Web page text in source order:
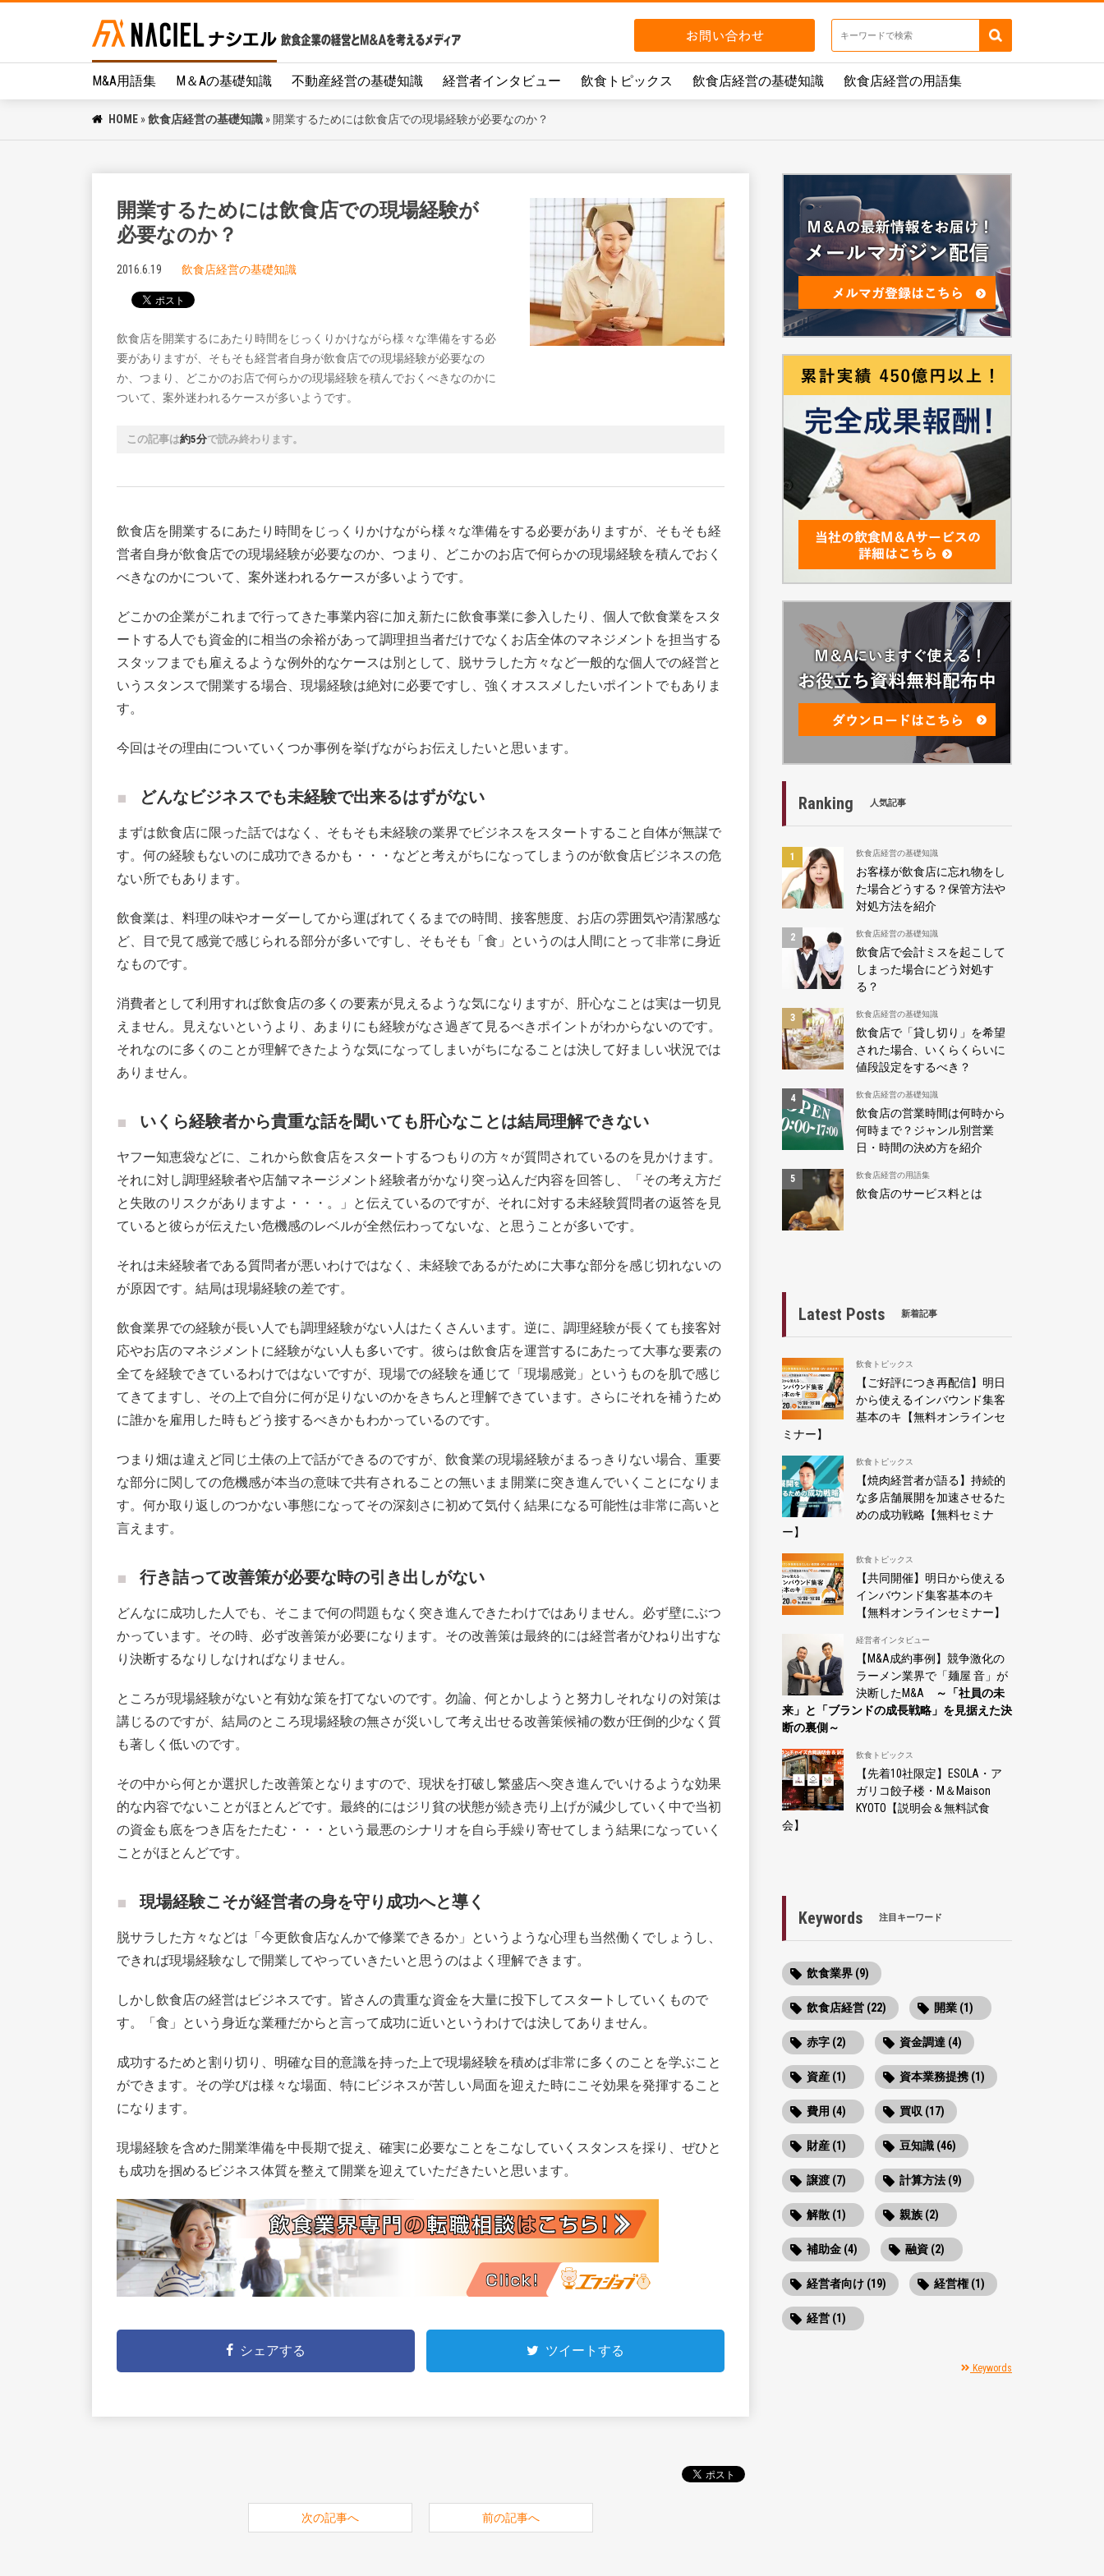
M&A用語集 M＆Aの基礎知識 不動産経営の基礎知識 経営者インタビュー 飲食トピックス 飲食店経営の基礎知識 飲食店経営の用語集
HOME »飲食店経営の基礎知識 » 開業するためには飲食店での現場経験が必要なのか？
開業するためには飲食店での現場経験が
必要なのか？
2016.6.19 飲食店経営の基礎知識
飲食店を開業するにあたり時間をじっくりかけながら様々な準備をする必
要がありますが、そもそも経営者自身が飲食店での現場経験が必要なの
か、つまり、どこかのお店で何らかの現場経験を積んでおくべきなのかに
ついて、案外迷われるケースが多いようです。
この記事は約5分で読み終わります。
飲食店を開業するにあたり時間をじっくりかけながら様々な準備をする必要がありますが、そもそも経
営者自身が飲食店での現場経験が必要なのか、つまり、どこかのお店で何らかの現場経験を積んでおく
べきなのかについて、案外迷われるケースが多いようです。
どこかの企業がこれまで行ってきた事業内容に加え新たに飲食事業に参入したり、個人で飲食業をスタ
ートする人でも資金的に相当の余裕があって調理担当者だけでなくお店全体のマネジメントを担当する
スタッフまでも雇えるような例外的なケースは別として、脱サラした方々など一般的な個人での経営と
いうスタンスで開業する場合、現場経験は絶対に必要ですし、強くオススメしたいポイントでもありま
す。
今回はその理由についていくつか事例を挙げながらお伝えしたいと思います。
どんなビジネスでも未経験で出来るはずがない
まずは飲食店に限った話ではなく、そもそも未経験の業界でビジネスをスタートすること自体が無謀で
す。何の経験もないのに成功できるかも・・・などと考えがちになってしまうのが飲食店ビジネスの危
ない所でもあります。
飲食業は、料理の味やオーダーしてから運ばれてくるまでの時間、接客態度、お店の雰囲気や清潔感な
ど、目で見て感覚で感じられる部分が多いですし、そもそも「食」というのは人間にとって非常に身近
なものです。
消費者として利用すれば飲食店の多くの要素が見えるような気になりますが、肝心なことは実は一切見
えません。見えないというより、あまりにも経験がなさ過ぎて見るべきポイントがわからないのです。
それなのに多くのことが理解できたような気になってしまいがちになることは決して好ましい状況では
ありません。
いくら経験者から貴重な話を聞いても肝心なことは結局理解できない
ヤフー知恵袋などに、これから飲食店をスタートするつもりの方々が質問されているのを見かけます。
それに対し調理経験者や店舗マネージメント経験者がかなり突っ込んだ内容を回答し、「その考え方だ
と失敗のリスクがありますよ・・・。」と伝えているのですが、それに対する未経験質問者の返答を見
ていると彼らが伝えたい危機感のレベルが全然伝わってないな、と思うことが多いです。
それは未経験者である質問者が悪いわけではなく、未経験であるがために大事な部分を感じ切れないの
が原因です。結局は現場経験の差です。
飲食業界での経験が長い人でも調理経験がない人はたくさんいます。逆に、調理経験が長くても接客対
応やお店のマネジメントに経験がない人も多いです。彼らは飲食店を運営するにあたって大事な要素の
全てを経験できているわけではないですが、現場での経験を通じて「現場感覚」というものを肌で感じ
てきてますし、その上で自分に何が足りないのかをきちんと理解できています。さらにそれを補うため
に誰かを雇用した時もどう接するべきかもわかっているのです。
つまり畑は違えど同じ土俵の上で話ができるのですが、飲食業の現場経験がまるっきりない場合、重要
な部分に関しての危機感が本当の意味で共有されることの無いまま開業に突き進んでいくことになりま
す。何か取り返しのつかない事態になってその深刻さに初めて気付く結果になる可能性は非常に高いと
言えます。
行き詰って改善策が必要な時の引き出しがない
どんなに成功した人でも、そこまで何の問題もなく突き進んできたわけではありません。必ず壁にぶつ
かっています。その時、必ず改善策が必要になります。その改善策は最終的には経営者がひねり出すな
り決断するなりしなければなりません。
ところが現場経験がないと有効な策を打てないのです。勿論、何とかしようと努力しそれなりの対策は
講じるのですが、結局のところ現場経験の無さが災いして考え出せる改善策候補の数が圧倒的少なく質
も著しく低いのです。
その中から何とか選択した改善策となりますので、現状を打破し繁盛店へ突き進んでいけるような効果
的な内容でないことがほとんどです。最終的にはジリ貧の状態が続き売り上げが減少していく中で当初
の資金も底をつき店をたたむ・・・という最悪のシナリオを自ら手繰り寄せてしまう結果になっていく
ことがほとんどです。
現場経験こそが経営者の身を守り成功へと導く
脱サラした方々などは「今更飲食店なんかで修業できるか」というような心理も当然働くでしょうし、
できれば現場経験なしで開業してやっていきたいと思うのはよく理解できます。
しかし飲食店の経営はビジネスです。皆さんの貴重な資金を大量に投下してスタートしていくもので
す。「食」という身近な業種だからと言って成功に近いというわけでは決してありません。
成功するためと割り切り、明確な目的意識を持った上で現場経験を積めば非常に多くのことを学ぶこと
ができます。その学びは様々な場面、特にビジネスが苦しい局面を迎えた時にこそ効果を発揮すること
になります。
現場経験を含めた開業準備を中長期で捉え、確実に必要なことをこなしていくスタンスを採り、ぜひと
も成功を掴めるビジネス体質を整えて開業を迎えていただきたいと思います。
シェアする ツイートする
次の記事へ 前の記事へ
Ranking 人気記事
飲食店経営の基礎知識
お客様が飲食店に忘れ物をし
た場合どうする？保管方法や
対処方法を紹介
飲食店経営の基礎知識
飲食店で会計ミスを起こして
しまった場合にどう対処す
る？
飲食店経営の基礎知識
飲食店で「貸し切り」を希望
された場合、いくらくらいに
値段設定をするべき？
飲食店経営の基礎知識
飲食店の営業時間は何時から
何時まで？ジャンル別営業
日・時間の決め方を紹介
飲食店経営の用語集
飲食店のサービス料とは
Latest Posts 新着記事
飲食トピックス
【ご好評につき再配信】明日
から使えるインバウンド集客
基本のキ【無料オンラインセ
ミナー】
飲食トピックス
【焼肉経営者が語る】持続的
な多店舗展開を加速させるた
めの成功戦略【無料セミナ
ー】
飲食トピックス
【共同開催】明日から使える
インバウンド集客基本のキ
【無料オンラインセミナー】
経営者インタビュー
【M&A成約事例】競争激化の
ラーメン業界で「麺屋 音」が
決断したM&A
～「社員の未
来」と「ブランドの成長戦略」を見据えた決
断の裏側～
飲食トピックス
【先着10社限定】ESOLA・ア
ガリコ餃子楼・M＆Maison
KYOTO【説明会＆無料試食
会】
Keywords 注目キーワード
飲食業界 (9)
飲食店経営 (22) 開業 (1)
赤字 (2) 資金調達 (4)
資産 (1) 資本業務提携 (1)
費用 (4) 買収 (17)
財産 (1) 豆知識 (46)
譲渡 (7) 計算方法 (9)
解散 (1) 親族 (2)
補助金 (4) 融資 (2)
経営者向け (19) 経営権 (1)
経営 (1)
Keywords